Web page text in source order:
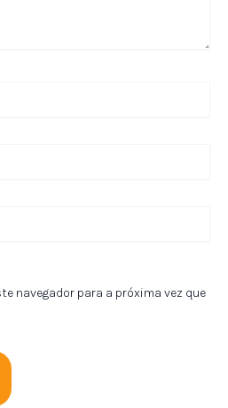
navegador para a próxima vez que